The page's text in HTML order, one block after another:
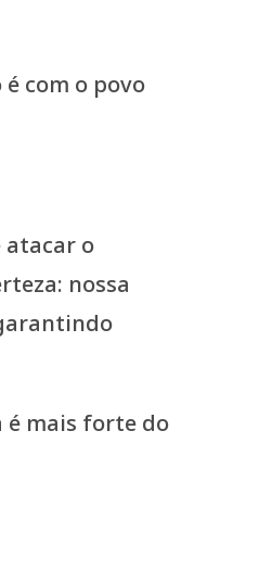
com o povo
atacar o
nossa
é mais forte do